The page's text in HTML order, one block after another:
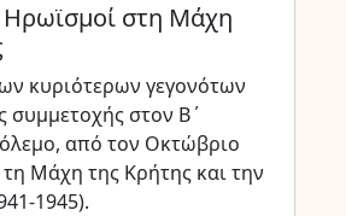
στη Μάχη
κυριότερων γεγονότων
συμμετοχής στον Β΄
από τον Οκτώβριο
Μάχη της Κρήτης και την
1945).